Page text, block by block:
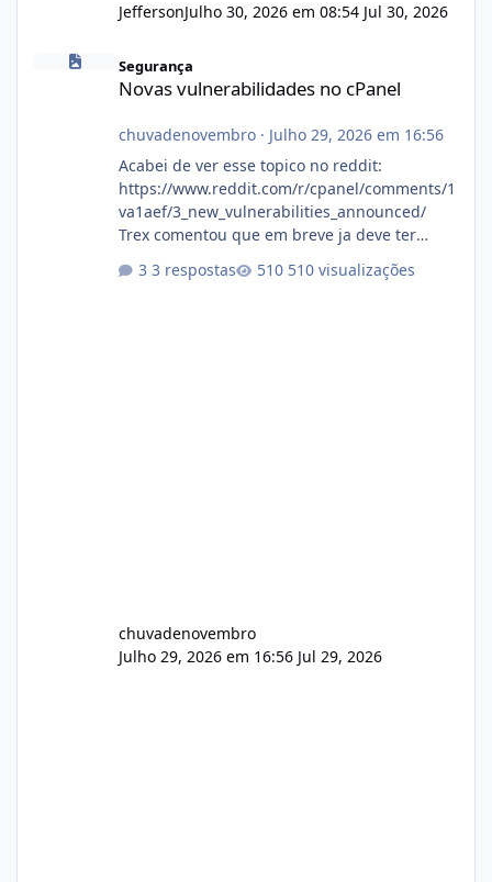
JeffersonJulho 30, 2026 em 08:54 Jul 30, 2026
Novas vulnerabilidades no cPanel
Segurança
Novas vulnerabilidades no cPanel
chuvadenovembro· Julho 29, 2026 em 16:56
Acabei de ver esse topico no reddit:
https://www.reddit.com/r/cpanel/comments/1
va1aef/3_new_vulnerabilities_announced/
Trex comentou que em breve ja deve ter
3 respostas 510 visualizações
chuvadenovembro
Julho 29, 2026 em 16:56 Jul 29, 2026